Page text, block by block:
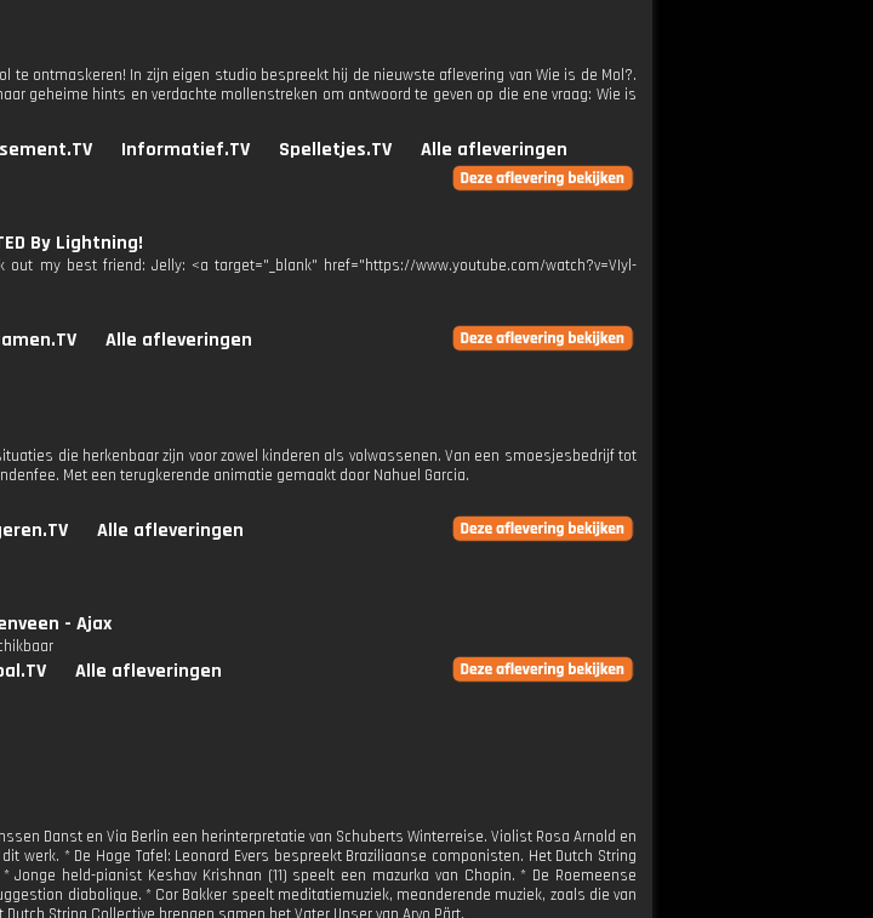
te ontmaskeren! In zijn eigen studio bespreekt hij de nieuwste aflevering van Wie is de Mol?.
geheime hints en verdachte mollenstreken om antwoord te geven op die ene vraag: Wie is
Informatief.TV Spelletjes.TV Alle afleveringen
By Lightning!
out my best friend: Jelly: <a target="_blank" href="https://www.youtube.com/watch?v=VIyl-
Alle afleveringen
die herkenbaar zijn voor zowel kinderen als volwassenen. Van een smoesjesbedrijf tot
Met een terugkerende animatie gemaakt door Nahuel Garcia.
Alle afleveringen
- Ajax
Alle afleveringen
Danst en Via Berlin een herinterpretatie van Schuberts Winterreise. Violist Rosa Arnold en
werk. * De Hoge Tafel: Leonard Evers bespreekt Braziliaanse componisten. Het Dutch String
Jonge held-pianist Keshav Krishnan (11) speelt een mazurka van Chopin. * De Roemeense
diabolique. * Cor Bakker speelt meditatiemuziek, meanderende muziek, zoals die van